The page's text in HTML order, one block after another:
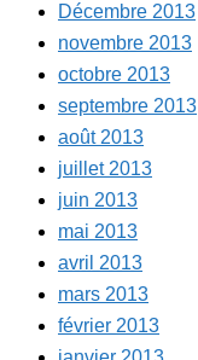
Décembre 2013
novembre 2013
octobre 2013
septembre 2013
août 2013
juillet 2013
juin 2013
mai 2013
avril 2013
mars 2013
février 2013